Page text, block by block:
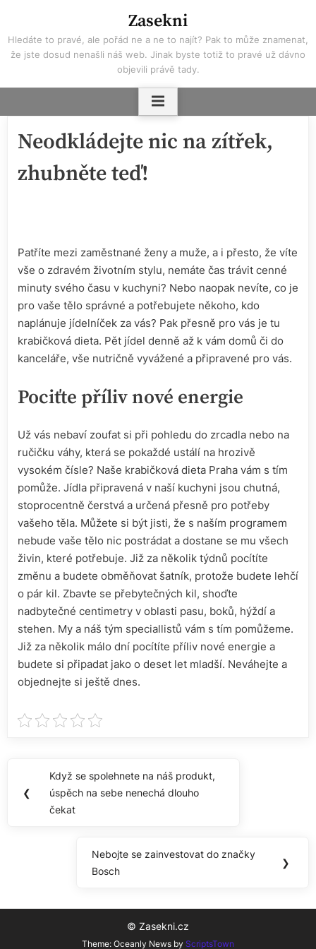
content
Zasekni
Hledáte to pravé, ale pořád ne a ne to najít? Pak to může znamenat,
že jste dosud nenašli náš web. Jinak byste totiž to pravé už dávno
objevili právě tady.
Neodkládejte nic na zítřek,
zhubněte teď!
Patříte mezi zaměstnané ženy a muže, a i přesto, že víte
vše o zdravém životním stylu, nemáte čas trávit cenné
minuty svého času v kuchyni? Nebo naopak nevíte, co je
pro vaše tělo správné a potřebujete někoho, kdo
naplánuje jídelníček za vás? Pak přesně pro vás je tu
krabičková dieta. Pět jídel denně až k vám domů či do
kanceláře, vše nutričně vyvážené a připravené pro vás.
Pociťte příliv nové energie
Už vás nebaví zoufat si při pohledu do zrcadla nebo na
ručičku váhy, která se pokaždé ustálí na hrozivě
vysokém čísle? Naše krabičková dieta Praha vám s tím
pomůže. Jídla připravená v naší kuchyni jsou chutná,
stoprocentně čerstvá a určená přesně pro potřeby
vašeho těla. Můžete si být jisti, že s naším programem
nebude vaše tělo nic postrádat a dostane se mu všech
živin, které potřebuje. Již za několik týdnů pocítíte
změnu a budete obměňovat šatník, protože budete lehčí
o pár kil. Zbavte se přebytečných kil, shoďte
nadbytečné centimetry v oblasti pasu, boků, hýždí a
stehen. My a náš tým speciallistů vám s tím pomůžeme.
Již za několik málo dní pocítíte příliv nové energie a
budete si připadat jako o deset let mladší. Neváhejte a
objednejte si ještě dnes.
Navigace
pro
❮
Previous
Post:
Když se spolehnete na náš produkt,
úspěch na sebe nenechá dlouho
čekat
Next
Post:
Nebojte se zainvestovat do značky
Bosch
❯
© Zasekni.cz
Theme: Oceanly News by ScriptsTown